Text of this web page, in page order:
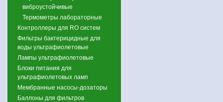
виброустойчивые
Термометры лабораторные
Контроллеры для RO систем
Фильтры бактерицидные для
воды ультрафиолетовые
Лампы ультрафиолетовые
Блоки питания для
ультрафиолетовых ламп
Мембранные насосы-дозаторы
Баллоны для фильтров